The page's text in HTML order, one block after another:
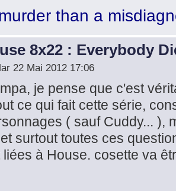
than a
8x22 : Everybody
22 Mai 2012 17:06
je pense que c'est
ce qui fait cette série,
( sauf Cuddy... ),
surtout toutes ces
à House. cosette va